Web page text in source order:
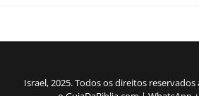
Israel, 2025. Todos os direitos